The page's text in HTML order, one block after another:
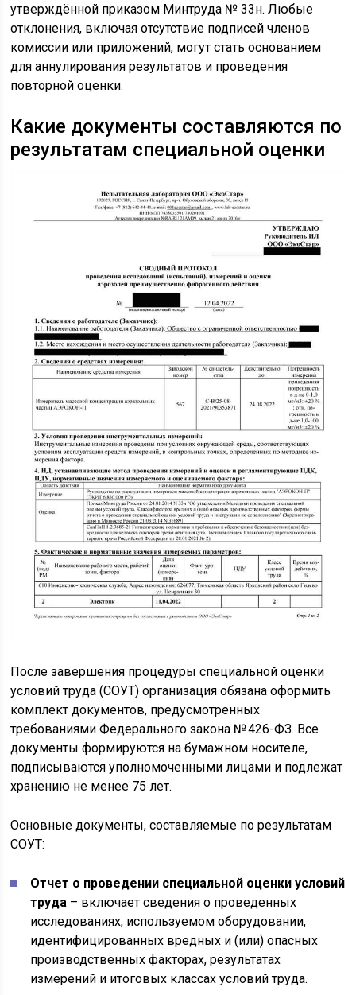
утверждённой приказом Минтруда № 33н. Любые
отклонения, включая отсутствие подписей членов
комиссии или приложений, могут стать основанием
для аннулирования результатов и проведения
повторной оценки.
Какие документы составляются по
результатам специальной оценки
После завершения процедуры специальной оценки
условий труда (СОУТ) организация обязана оформить
комплект документов, предусмотренных
требованиями Федерального закона № 426-ФЗ. Все
документы формируются на бумажном носителе,
подписываются уполномоченными лицами и подлежат
хранению не менее 75 лет.
Основные документы, составляемые по результатам
СОУТ:
Отчет о проведении специальной оценки условий
труда – включает сведения о проведенных
исследованиях, используемом оборудовании,
идентифицированных вредных и (или) опасных
производственных факторах, результатах
измерений и итоговых классах условий труда.